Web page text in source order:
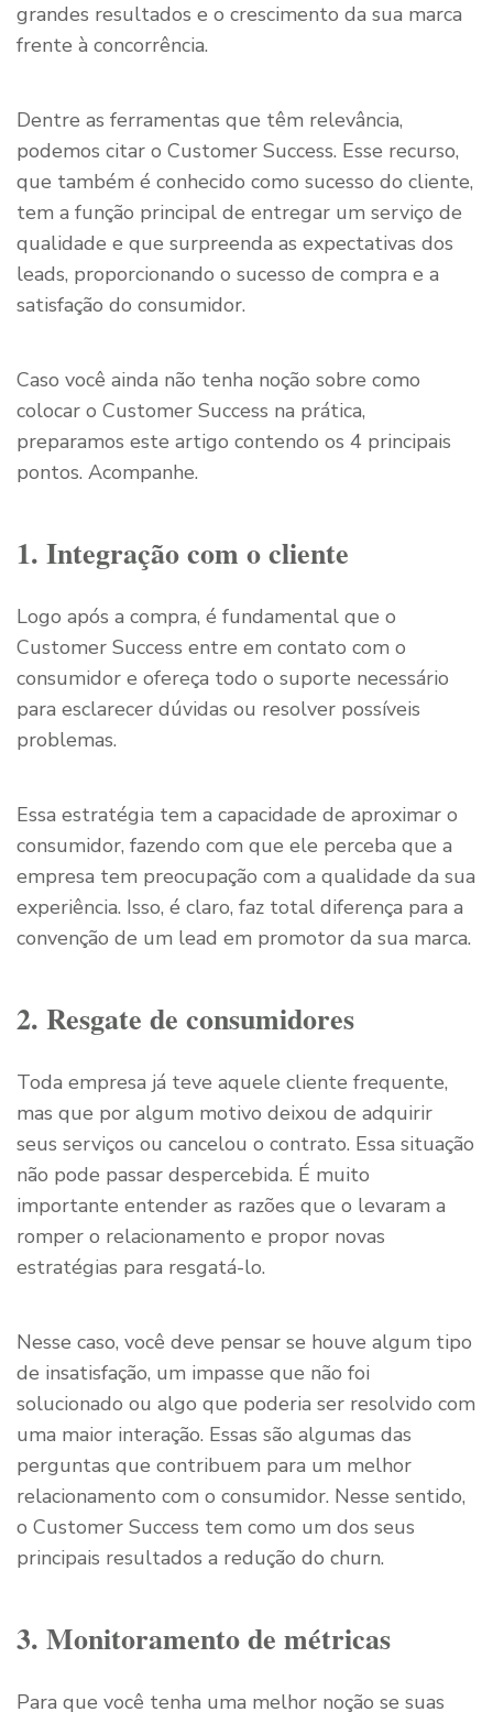
grandes resultados e o crescimento da sua marca
frente à concorrência.
Dentre as ferramentas que têm relevância,
podemos citar o Customer Success. Esse recurso,
que também é conhecido como sucesso do cliente,
tem a função principal de entregar um serviço de
qualidade e que surpreenda as expectativas dos
leads, proporcionando o sucesso de compra e a
satisfação do consumidor.
Caso você ainda não tenha noção sobre como
colocar o Customer Success na prática,
preparamos este artigo contendo os 4 principais
pontos. Acompanhe.
1. Integração com o cliente
Logo após a compra, é fundamental que o
Customer Success entre em contato com o
consumidor e ofereça todo o suporte necessário
para esclarecer dúvidas ou resolver possíveis
problemas.
Essa estratégia tem a capacidade de aproximar o
consumidor, fazendo com que ele perceba que a
empresa tem preocupação com a qualidade da sua
experiência. Isso, é claro, faz total diferença para a
convenção de um lead em promotor da sua marca.
2. Resgate de consumidores
Toda empresa já teve aquele cliente frequente,
mas que por algum motivo deixou de adquirir
seus serviços ou cancelou o contrato. Essa situação
não pode passar despercebida. É muito
importante entender as razões que o levaram a
romper o relacionamento e propor novas
estratégias para resgatá-lo.
Nesse caso, você deve pensar se houve algum tipo
de insatisfação, um impasse que não foi
solucionado ou algo que poderia ser resolvido com
uma maior interação. Essas são algumas das
perguntas que contribuem para um melhor
relacionamento com o consumidor. Nesse sentido,
o Customer Success tem como um dos seus
principais resultados a redução do churn.
3. Monitoramento de métricas
Para que você tenha uma melhor noção se suas